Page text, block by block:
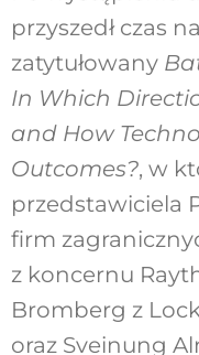
przyszedł czas
zatytułowany
In Which
and How
Outcomes?, w
przedstawiciela
firm
z koncernu
Bromberg z
oraz Sveinung